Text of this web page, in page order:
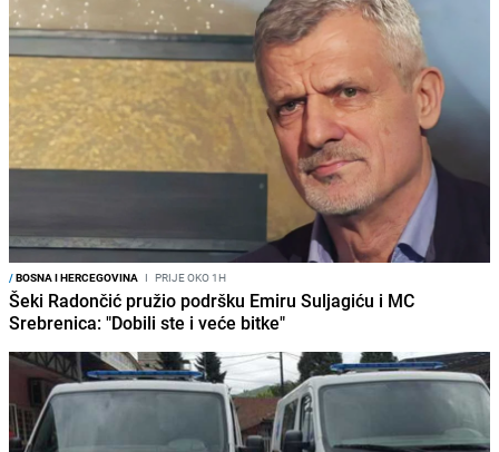
/BOSNA I HERCEGOVINA I PRIJE OKO 1H
Šeki Radončić pružio podršku Emiru Suljagiću i MC
Srebrenica: "Dobili ste i veće bitke"